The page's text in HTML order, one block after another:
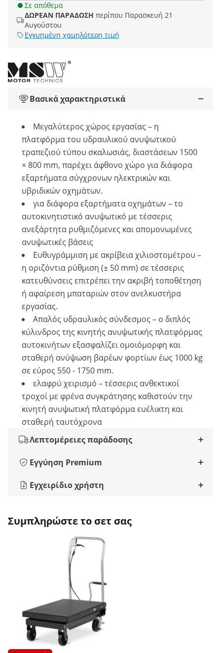
Σε απόθεμα
ΔΩΡΕΑΝ ΠΑΡΑΔΟΣΗ περίπου Παρασκευή 21
Αυγούστου
Εγγυημένη χαμηλότερη τιμή
Βασικά χαρακτηριστικά
Μεγαλύτερος χώρος εργασίας – η
πλατφόρμα του υδραυλικού ανυψωτικού
τραπεζιού τύπου σκαλωσιάς, διαστάσεων 1500
× 800 mm, παρέχει άφθονο χώρο για διάφορα
εξαρτήματα σύγχρονων ηλεκτρικών και
υβριδικών οχημάτων.
για διάφορα εξαρτήματα οχημάτων – το
αυτοκινητιστικό ανυψωτικό με τέσσερις
ανεξάρτητα ρυθμιζόμενες και απομονωμένες
ανυψωτικές βάσεις
Ευθυγράμμιση με ακρίβεια χιλιοστομέτρου –
η οριζόντια ρύθμιση (± 50 mm) σε τέσσερις
κατευθύνσεις επιτρέπει την ακριβή τοποθέτηση
ή αφαίρεση μπαταριών στον ανελκυστήρα
εργασίας.
Απαλός υδραυλικός σύνδεσμος – ο διπλός
κύλινδρος της κινητής ανυψωτικής πλατφόρμας
αυτοκινήτων εξασφαλίζει ομοιόμορφη και
σταθερή ανύψωση βαρέων φορτίων έως 1000 kg
σε εύρος 550 - 1750 mm.
ελαφρύ χειρισμό – τέσσερις ανθεκτικοί
τροχοί με φρένα συγκράτησης καθιστούν την
κινητή ανυψωτική πλατφόρμα ευέλικτη και
σταθερή ταυτόχρονα
Λεπτομέρειες παράδοσης
Εγγύηση Premium
Εγχειρίδιο χρήστη
Συμπληρώστε το σετ σας